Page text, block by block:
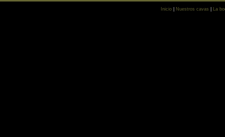
Inicio Nuestros cavas La